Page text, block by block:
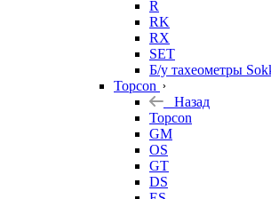
R
RK
RX
SET
Б/у тахеометры
Topcon
Назад
Topcon
GM
OS
GT
DS